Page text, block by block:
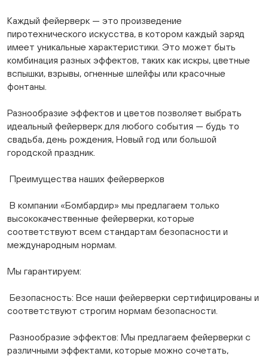
Каждый фейерверк — это произведение
пиротехнического искусства, в котором каждый заряд
имеет уникальные характеристики. Это может быть
комбинация разных эффектов, таких как искры, цветные
вспышки, взрывы, огненные шлейфы или красочные
фонтаны.
Разнообразие эффектов и цветов позволяет выбрать
идеальный фейерверк для любого события — будь то
свадьба, день рождения, Новый год или большой
городской праздник.
Преимущества наших фейерверков
В компании «Бомбардир» мы предлагаем только
высококачественные фейерверки, которые
соответствуют всем стандартам безопасности и
международным нормам.
Мы гарантируем:
Безопасность: Все наши фейерверки сертифицированы и
соответствуют строгим нормам безопасности.
Разнообразие эффектов: Мы предлагаем фейерверки с
различными эффектами, которые можно сочетать,